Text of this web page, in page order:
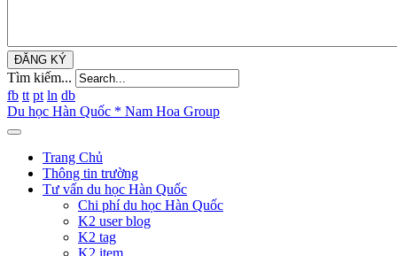
ĐĂNG KÝ
Tìm kiếm...
fb tt pt ln db
Du học Hàn Quốc * Nam Hoa Group
Trang Chủ
Thông tin trường
Tư vấn du học Hàn Quốc
Chi phí du học Hàn Quốc
K2 user blog
K2 tag
K2 item